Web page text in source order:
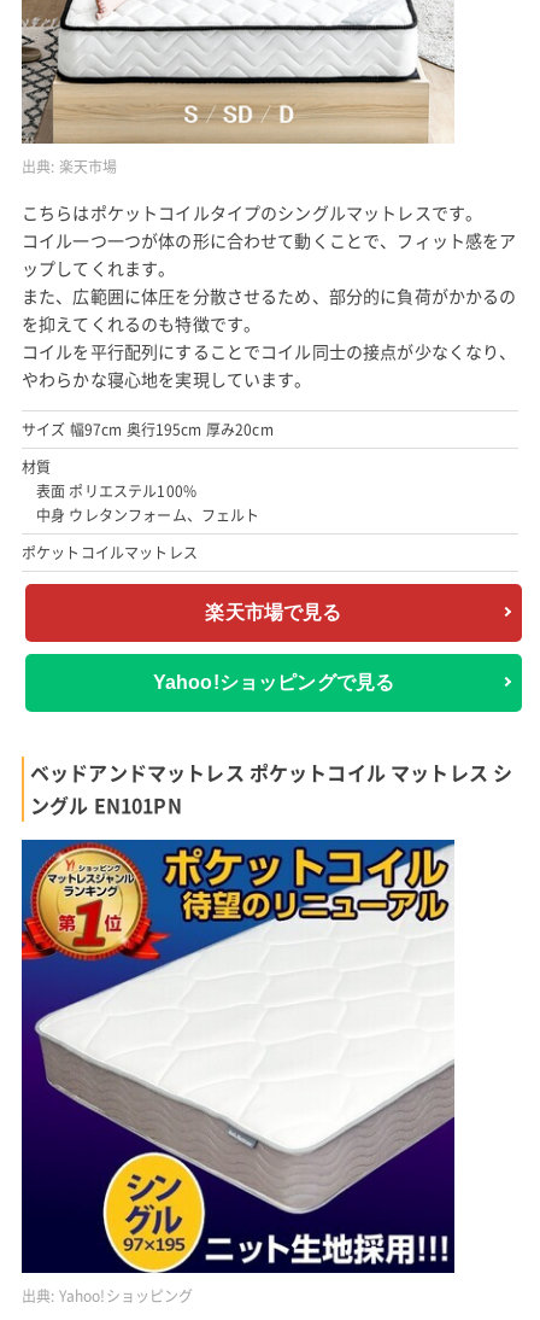
出典: 楽天市場
こちらはポケットコイルタイプのシングルマットレスです。
コイル一つ一つが体の形に合わせて動くことで、フィット感をア
ップしてくれます。
また、広範囲に体圧を分散させるため、部分的に負荷がかかるの
を抑えてくれるのも特徴です。
コイルを平行配列にすることでコイル同士の接点が少なくなり、
やわらかな寝心地を実現しています。
サイズ 幅97cm 奥行195cm 厚み20cm
材質
表面 ポリエステル100%
中身 ウレタンフォーム、フェルト
ポケットコイルマットレス
楽天市場で見る
Yahoo!ショッピングで見る
ベッドアンドマットレス ポケットコイル マットレス シ
ングル EN101PN
出典: Yahoo!ショッピング